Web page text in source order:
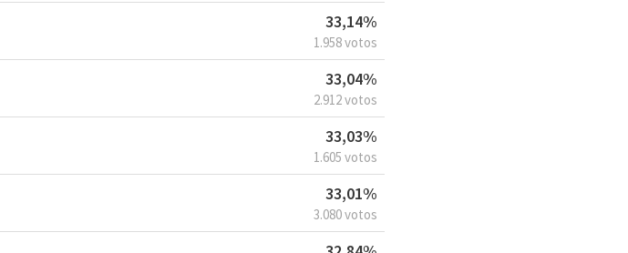
33,14%
1.958 votos
33,04%
2.912 votos
33,03%
1.605 votos
33,01%
3.080 votos